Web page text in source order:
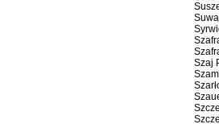
Szaj